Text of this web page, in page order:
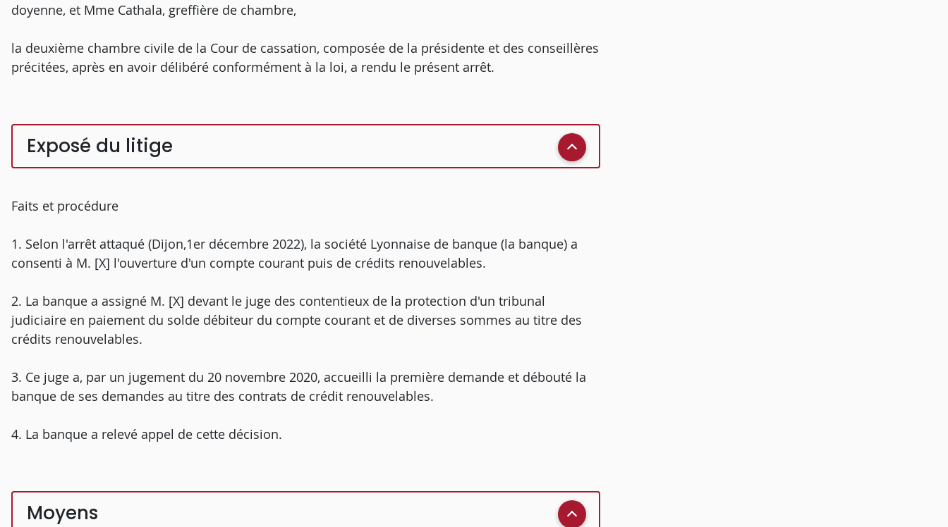
doyenne, et Mme Cathala, greffière de chambre,
la deuxième chambre civile de la Cour de cassation, composée de la présidente et des conseillères
précitées, après en avoir délibéré conformément à la loi, a rendu le présent arrêt.
Exposé du litige
Faits et procédure
1. Selon l'arrêt attaqué (Dijon,1er décembre 2022), la société Lyonnaise de banque (la banque) a
consenti à M. [X] l'ouverture d'un compte courant puis de crédits renouvelables.
2. La banque a assigné M. [X] devant le juge des contentieux de la protection d'un tribunal
judiciaire en paiement du solde débiteur du compte courant et de diverses sommes au titre des
crédits renouvelables.
3. Ce juge a, par un jugement du 20 novembre 2020, accueilli la première demande et débouté la
banque de ses demandes au titre des contrats de crédit renouvelables.
4. La banque a relevé appel de cette décision.
Moyens